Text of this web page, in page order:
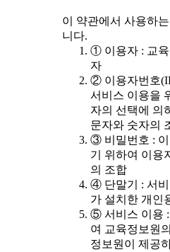
이 약관에서 사용하
니다.
① 이용자 : 교
자
② 이용자번호
서비스 이용을
자의 선택에 의
문자와 숫자의
③ 비밀번호 :
기 위하여 이용
의 조합
④ 단말기 : 서
가 설치한 개인
⑤ 서비스 이용
여 교육정보원
정보원이 제공